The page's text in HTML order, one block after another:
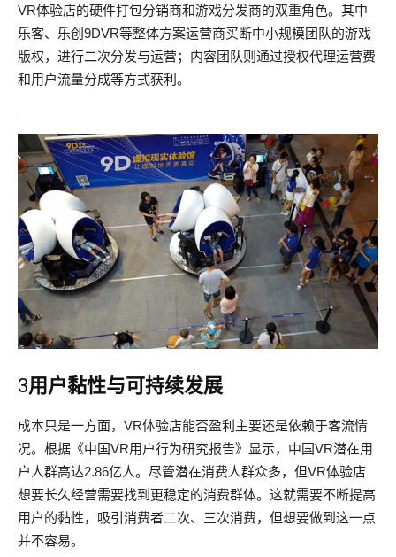
VR体验店的硬件打包分销商和游戏分发商的双重角色。其中
乐客、乐创9DVR等整体方案运营商买断中小规模团队的游戏
版权，进行二次分发与运营；内容团队则通过授权代理运营费
和用户流量分成等方式获利。
3用户黏性与可持续发展
成本只是一方面，VR体验店能否盈利主要还是依赖于客流情
况。根据《中国VR用户行为研究报告》显示，中国VR潜在用
户人群高达2.86亿人。尽管潜在消费人群众多，但VR体验店
想要长久经营需要找到更稳定的消费群体。这就需要不断提高
用户的黏性，吸引消费者二次、三次消费，但想要做到这一点
并不容易。